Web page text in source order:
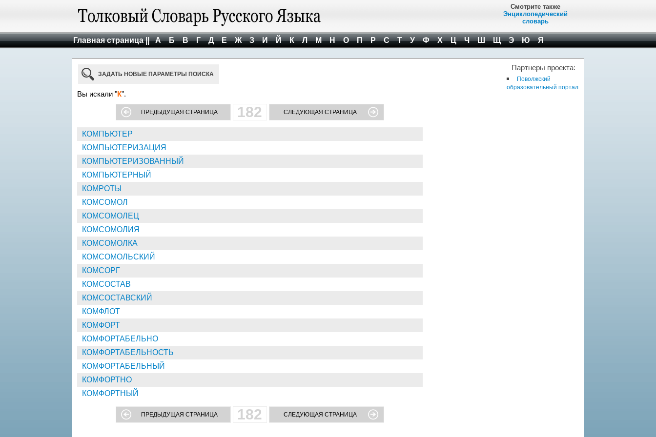
Смотрите также
Энциклопедический
словарь
Главная страница || А Б В Г Д Е Ж З И Й К Л М Н О П Р С Т У Ф Х Ц Ч Ш Щ Э Ю Я
ЗАДАТЬ НОВЫЕ ПАРАМЕТРЫ ПОИСКА
Вы искали "К".
ПРЕДЫДУЩАЯ СТРАНИЦА 182 СЛЕДУЮЩАЯ СТРАНИЦА
КОМПЬЮТЕР
КОМПЬЮТЕРИЗАЦИЯ
КОМПЬЮТЕРИЗОВАННЫЙ
КОМПЬЮТЕРНЫЙ
КОМРОТЫ
КОМСОМОЛ
КОМСОМОЛЕЦ
КОМСОМОЛИЯ
КОМСОМОЛКА
КОМСОМОЛЬСКИЙ
КОМСОРГ
КОМСОСТАВ
КОМСОСТАВСКИЙ
КОМФЛОТ
КОМФОРТ
КОМФОРТАБЕЛЬНО
КОМФОРТАБЕЛЬНОСТЬ
КОМФОРТАБЕЛЬНЫЙ
КОМФОРТНО
КОМФОРТНЫЙ
ПРЕДЫДУЩАЯ СТРАНИЦА 182 СЛЕДУЮЩАЯ СТРАНИЦА
Партнеры проекта:
Поволжский
образовательный портал